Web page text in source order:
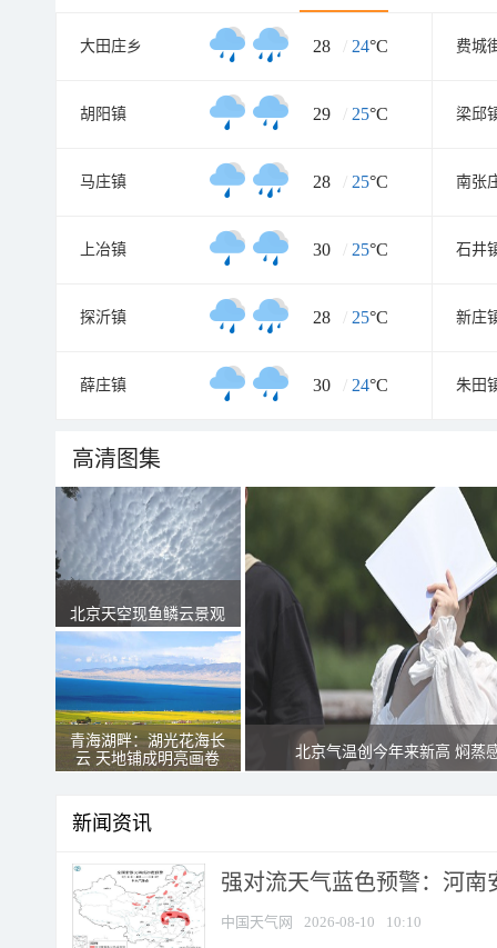
大田庄乡 28 / 24°C 费城
胡阳镇 29 / 25°C 梁邱
马庄镇 28 / 25°C 南张
上冶镇 30 / 25°C 石井
探沂镇 28 / 25°C 新庄
薛庄镇 30 / 24°C 朱田
高清图集
北京天空现鱼鳞云景观
青海湖畔：湖光花海长
云 天地铺成明亮画卷
北京气温创今年来新高 焖蒸
新闻资讯
强对流天气蓝色预警：河南
中国天气网 2026-08-10 10:10